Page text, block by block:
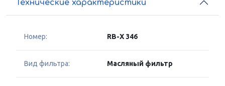
Технические характеристики
Номер: RB-X 346
Вид фильтра: Масляный фильтр